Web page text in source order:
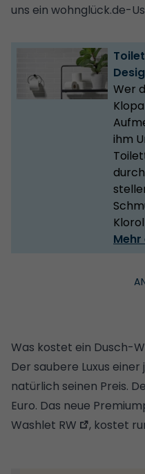
uns ein wohnglück.de-
Wer
ihm
Was kostet ein Dusch-
Der saubere Luxus
natürlich seinen Preis.
Euro. Das neue
Washlet RW
, kostet